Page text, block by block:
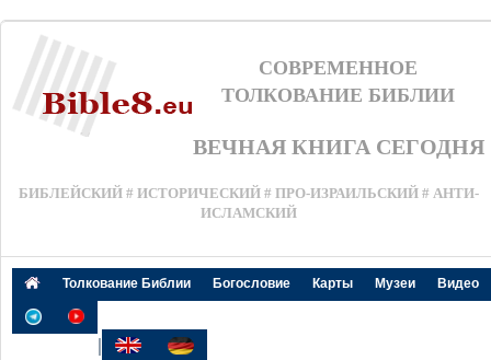
СОВРЕМЕННОЕ
ТОЛКОВАНИЕ БИБЛИИ
ВЕЧНАЯ КНИГА СЕГОДНЯ
БИБЛЕЙСКИЙ # ИСТОРИЧЕСКИЙ # ПРО-ИЗРАИЛЬСКИЙ # АНТИ-
ИСЛАМСКИЙ
Толкование Библии Богословие Карты Музеи Видео
|